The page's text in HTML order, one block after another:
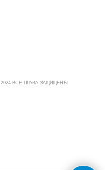
2024 ВСЕ ПРАВА ЗАЩИЩЕНЫ